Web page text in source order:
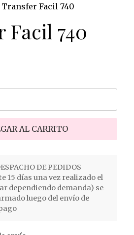
Transfer Facil 740
Facil 740
AL CARRITO
DE PEDIDOS
15 días una vez realizado el
dependiendo demanda) se
luego del envío de